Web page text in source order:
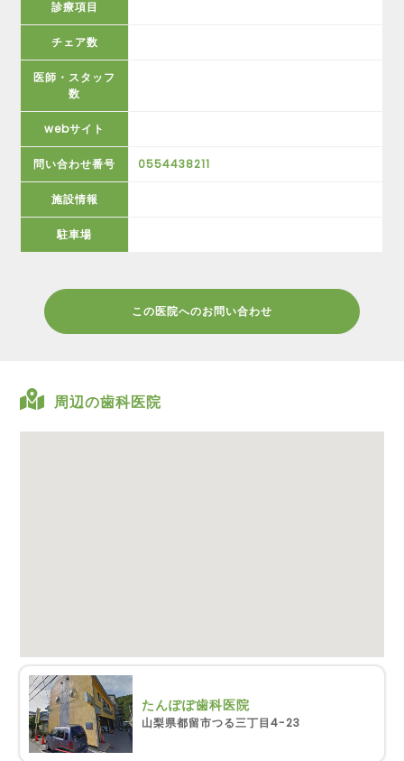
診療項目
チェア数
医師・スタッフ
数
webサイト
問い合わせ番号 0554438211
施設情報
駐車場
この医院へのお問い合わせ
周辺の歯科医院
たんぽぽ歯科医院
山梨県都留市つる三丁目4-23